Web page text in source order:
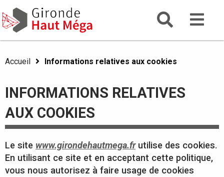
Aller
au
contenu
principal
Aller au menu
Aller au contenu
Gironde Gironde Haut Mega
Accueil Informations relatives aux cookies
INFORMATIONS RELATIVES
AUX COOKIES
Le site www.girondehautmega.frutilise des cookies.
En utilisant ce site et en acceptant cette politique,
vous nous autorisez à faire usage de cookies